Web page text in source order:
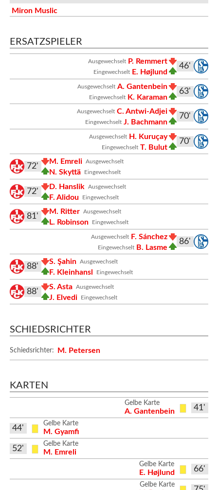
Miron Muslic
ERSATZSPIELER
46'
Ausgewechselt P. Remmert
Eingewechselt E. Højlund
63'
Ausgewechselt A. Gantenbein
Eingewechselt K. Karaman
70'
Ausgewechselt C. Antwi-Adjei
Eingewechselt J. Bachmann
70'
Ausgewechselt H. Kuruçay
Eingewechselt T. Bulut
Ausgewechselt
M. Emreli
Eingewechselt
N. Skyttä
72'
Ausgewechselt
D. Hanslik
Eingewechselt
F. Alidou
72'
Ausgewechselt
M. Ritter
Eingewechselt
L. Robinson
81'
86'
Ausgewechselt F. Sánchez
Eingewechselt B. Lasme
Ausgewechselt
S. Şahin
Eingewechselt
F. Kleinhansl
88'
Ausgewechselt
S. Asta
Eingewechselt
J. Elvedi
88'
SCHIEDSRICHTER
Schiedsrichter: M. Petersen
KARTEN
41'
Gelbe Karte
A. Gantenbein
Gelbe Karte
M. Gyamfi
44'
Gelbe Karte
M. Emreli
52'
66'
Gelbe Karte
E. Højlund
Gelbe Karte